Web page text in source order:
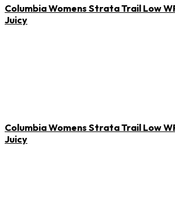
Columbia Womens Strata Trail Low
Juicy
Columbia Womens Strata Trail Low
Juicy